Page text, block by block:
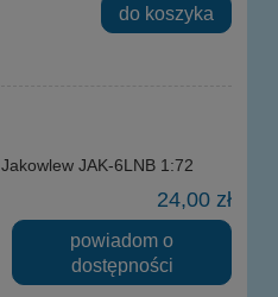
do koszyka
JAK-6LNB 1:72
24,00 zł
powiadom o
dostępności